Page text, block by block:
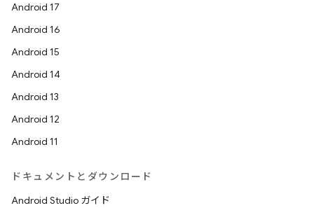
Android 17
Android 16
Android 15
Android 14
Android 13
Android 12
Android 11
ドキュメントとダウンロード
Android Studio ガイド